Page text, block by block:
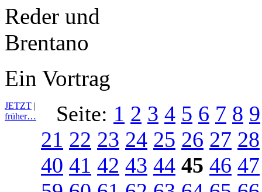
Ein Vortrag
JETZT |
früher…
Seite: 1 2 3 4 5 6 7 8 9
21 22 23 24 25 26 27 28
40 41 42 43 44 45 46 47